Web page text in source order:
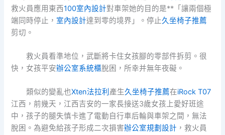
救火員應用東西100室內設計對車架她的目的是**「讓兩個極
端同時停止， 室內設計達到零的境界」。停止久坐椅子推薦
剪切。
救火員看準地位，武斷將卡住女孩腳的零部件拆剪。很
快，女孩平安辦公室系統櫃脫困，所幸并無年夜礙。
類似的變亂也Xten法拉利 產生久坐椅子推薦在iRock T07
江西，前幾天，江西吉安的一家長接送3歲女孩上愛好班途
中，孩子的腿失慎卡進了電動自行車后輪與車架之間，無法
脫困。為避免給孩子形成二次損害辦公室規劃設計 ，救火員